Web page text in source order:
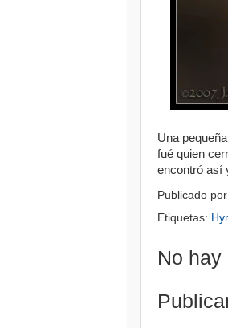
Una
fué quien
encontró así
Publicado por
Etiquetas:
No hay